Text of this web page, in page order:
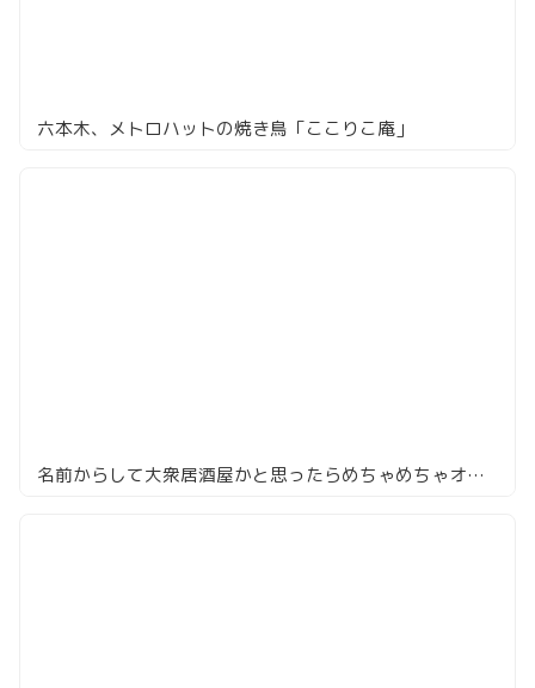
六本木、メトロハットの焼き鳥「ここりこ庵」
名前からして大衆居酒屋かと思ったらめちゃめちゃオシャレだった六本木の焼き鳥屋「SHOW CHAN」